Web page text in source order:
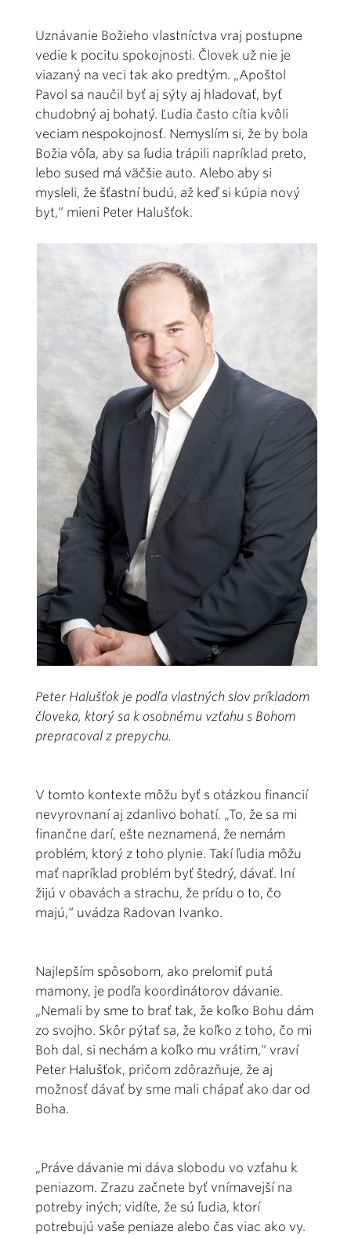
Uznávanie Božieho vlastníctva vraj postupne
vedie k pocitu spokojnosti. Človek už nie je
viazaný na veci tak ako predtým. „Apoštol
Pavol sa naučil byť aj sýty aj hladovať, byť
chudobný aj bohatý. Ľudia často cítia kvôli
veciam nespokojnosť. Nemyslím si, že by bola
Božia vôľa, aby sa ľudia trápili napríklad preto,
lebo sused má väčšie auto. Alebo aby si
mysleli, že šťastní budú, až keď si kúpia nový
byt,“ mieni Peter Halušťok.
Peter Halušťok je podľa vlastných slov príkladom
človeka, ktorý sa k osobnému vzťahu s Bohom
prepracoval z prepychu.
V tomto kontexte môžu byť s otázkou financií
nevyrovnaní aj zdanlivo bohatí. „To, že sa mi
finančne darí, ešte neznamená, že nemám
problém, ktorý z toho plynie. Takí ľudia môžu
mať napríklad problém byť štedrý, dávať. Iní
žijú v obavách a strachu, že prídu o to, čo
majú,“ uvádza Radovan Ivanko.
Najlepším spôsobom, ako prelomiť putá
mamony, je podľa koordinátorov dávanie.
„Nemali by sme to brať tak, že koľko Bohu dám
zo svojho. Skôr pýtať sa, že koľko z toho, čo mi
Boh dal, si nechám a koľko mu vrátim,“ vraví
Peter Halušťok, pričom zdôrazňuje, že aj
možnosť dávať by sme mali chápať ako dar od
Boha.
„Práve dávanie mi dáva slobodu vo vzťahu k
peniazom. Zrazu začnete byť vnímavejší na
potreby iných; vidíte, že sú ľudia, ktorí
potrebujú vaše peniaze alebo čas viac ako vy.